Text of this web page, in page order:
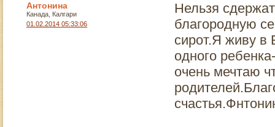
Антонина
Канада, Калгари
01.02.2014 05:33:06
Нельзя
благородную
сирот.Я живу в
одного
очень мечтаю